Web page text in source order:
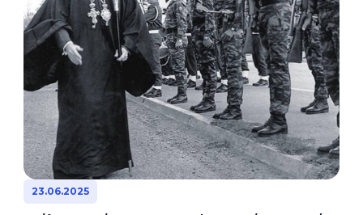
23.06.2025